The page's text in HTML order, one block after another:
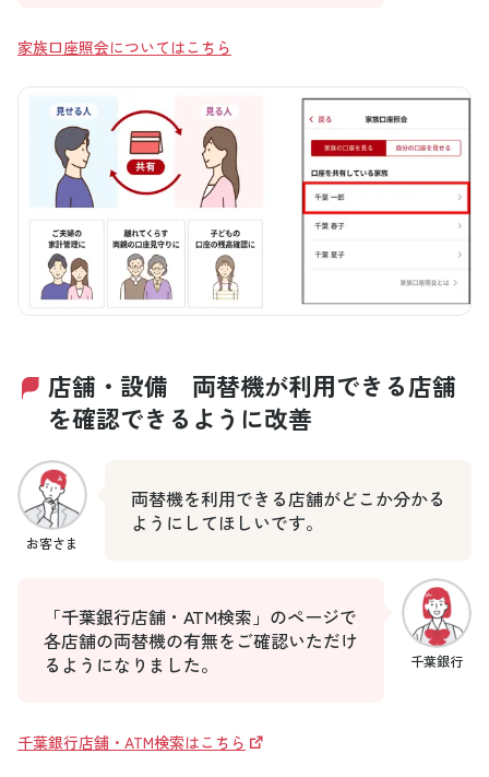
家族口座照会についてはこちら
店舗・設備 両替機が利用できる店舗
を確認できるように改善
お客さま
両替機を利用できる店舗がどこか分かる
ようにしてほしいです。
千葉銀行
「千葉銀行店舗・ATM検索」のページで
各店舗の両替機の有無をご確認いただけ
るようになりました。
千葉銀行店舗・ATM検索はこちら